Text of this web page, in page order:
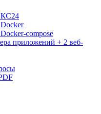
compose
приложений + 2 веб-